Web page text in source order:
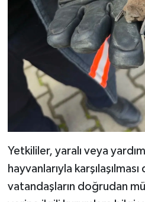
Yetkililer, yaralı veya
hayvanlarıyla
vatandaşların doğrudan